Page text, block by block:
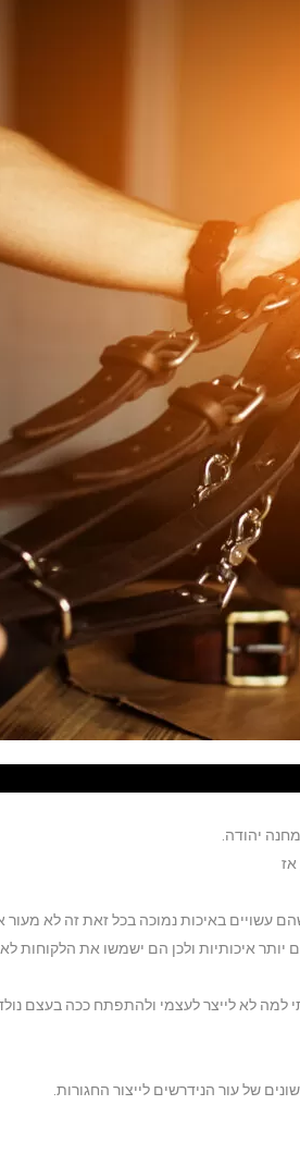
אז
עשויים באיכות נמוכה בכל זאת זה לא מעור
איכותיות ולכן הם ישמשו את הלקוחות
לא לייצר לעצמי ולהתפתח ככה בעצם
של עור הנידרשים לייצור החגורות.